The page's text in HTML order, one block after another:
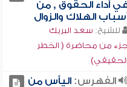
أداء الحقوق , من
الهلاك والزوال
للشيخ: سعد البريك
جزء من محاضرة ( الخطر
الحقيقي)
الفهرس:اليأس من